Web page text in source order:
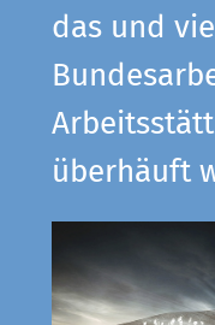
das und
überhäuft